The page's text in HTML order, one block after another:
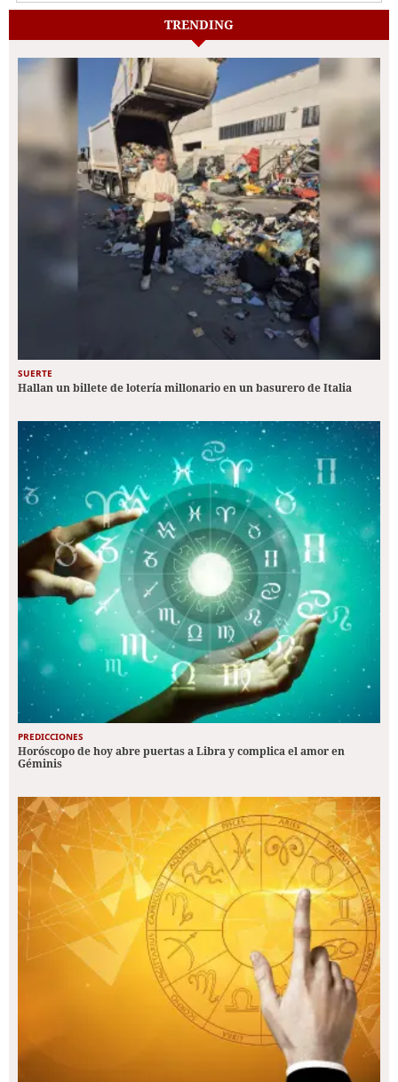
TRENDING
SUERTE
Hallan un billete de lotería millonario en un basurero de Italia
PREDICCIONES
Horóscopo de hoy abre puertas a Libra y complica el amor en
Géminis